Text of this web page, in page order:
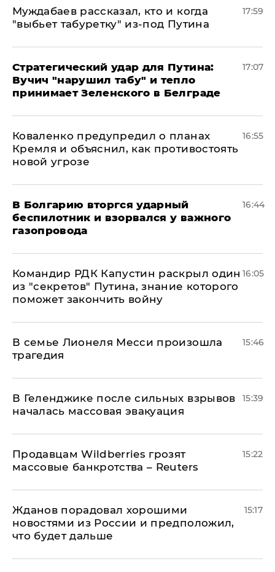
Муждабаев рассказал, кто и когда
"выбьет табуретку" из-под Путина
17:59
Стратегический удар для Путина:
Вучич "нарушил табу" и тепло
принимает Зеленского в Белграде
17:07
Коваленко предупредил о планах
Кремля и объяснил, как противостоять
новой угрозе
16:55
В Болгарию вторгся ударный
беспилотник и взорвался у важного
газопровода
16:44
Командир РДК Капустин раскрыл один
из "секретов" Путина, знание которого
поможет закончить войну
16:05
В семье Лионеля Месси произошла
трагедия
15:46
В Геленджике после сильных взрывов
началась массовая эвакуация
15:39
Продавцам Wildberries грозят
массовые банкротства – Reuters
15:22
Жданов порадовал хорошими
новостями из России и предположил,
что будет дальше
15:17